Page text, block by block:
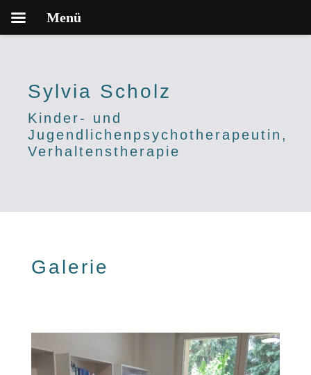
Sylvia Scholz
Kinder- und
Jugendlichenpsychotherapeutin,
Verhaltenstherapie
Galerie
Menü